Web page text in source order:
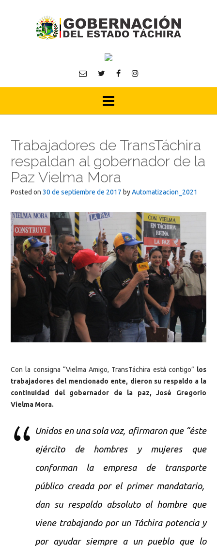
Trabajadores de TransTáchira
respaldan al gobernador de la
Paz Vielma Mora
Posted on 30 de septiembre de 2017 byAutomatizacion_2021
Con la consigna “Vielma Amigo, TransTáchira está contigo” los
trabajadores del mencionado ente, dieron su respaldo a la
continuidad del gobernador de la paz, José Gregorio
Vielma Mora.
Unidos en una sola voz, afirmaron que “éste
ejército de hombres y mujeres que
conforman la empresa de transporte
público creada por el primer mandatario,
dan su respaldo absoluto al hombre que
viene trabajando por un Táchira potencia y
por ayudar siempre a un pueblo que lo